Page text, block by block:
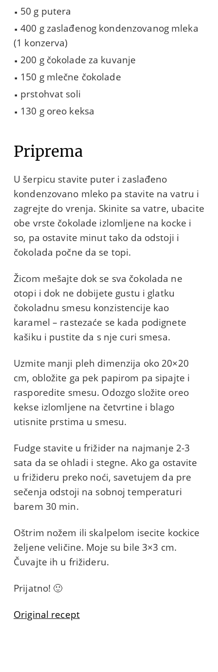
50 g putera
400 g zaslađenog kondenzovanog mleka
(1 konzerva)
200 g čokolade za kuvanje
150 g mlečne čokolade
prstohvat soli
130 g oreo keksa
Priprema
U šerpicu stavite puter i zaslađeno
kondenzovano mleko pa stavite na vatru i
zagrejte do vrenja. Skinite sa vatre, ubacite
obe vrste čokolade izlomljene na kocke i
so, pa ostavite minut tako da odstoji i
čokolada počne da se topi.
Žicom mešajte dok se sva čokolada ne
otopi i dok ne dobijete gustu i glatku
čokoladnu smesu konzistencije kao
karamel – rastezaće se kada podignete
kašiku i pustite da s nje curi smesa.
Uzmite manji pleh dimenzija oko 20×20
cm, obložite ga pek papirom pa sipajte i
rasporedite smesu. Odozgo složite oreo
kekse izlomljene na četvrtine i blago
utisnite prstima u smesu.
Fudge stavite u frižider na najmanje 2-3
sata da se ohladi i stegne. Ako ga ostavite
u frižideru preko noći, savetujem da pre
sečenja odstoji na sobnoj temperaturi
barem 30 min.
Oštrim nožem ili skalpelom isecite kockice
željene veličine. Moje su bile 3×3 cm.
Čuvajte ih u frižideru.
Prijatno! 🙂
Original recept